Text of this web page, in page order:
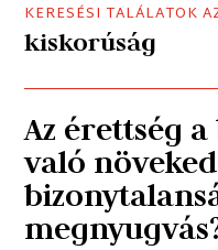
KERESÉSI TALÁLATOK
kiskorúság
Az érettség
való